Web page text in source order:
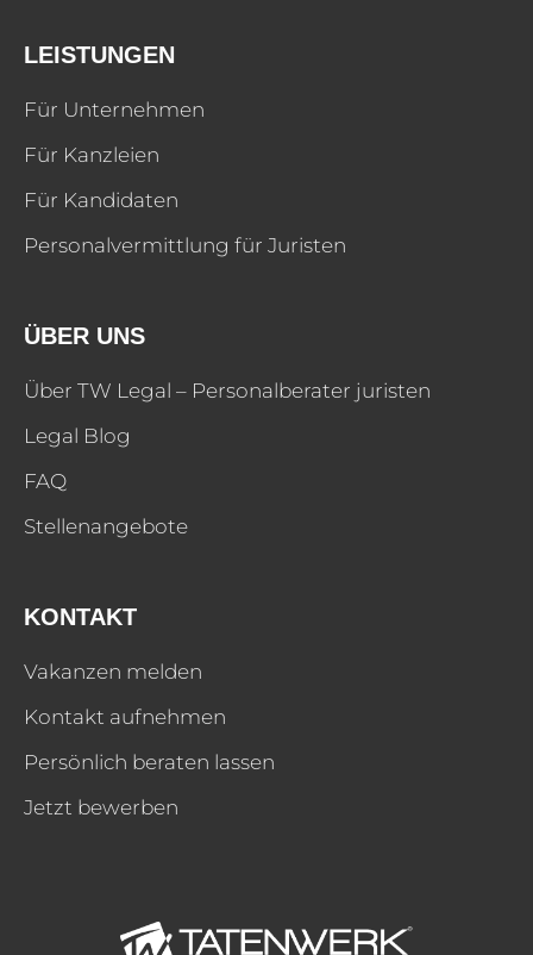
LEISTUNGEN
Für Unternehmen
Für Kanzleien
Für Kandidaten
Personalvermittlung für Juristen
ÜBER UNS
Über TW Legal – Personalberater juristen
Legal Blog
FAQ
Stellenangebote
KONTAKT
Vakanzen melden
Kontakt aufnehmen
Persönlich beraten lassen
Jetzt bewerben